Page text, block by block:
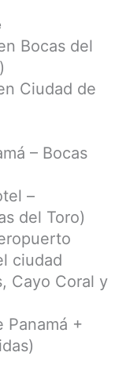
Bocas del
Ciudad de
– Bocas
–
del Toro)
ciudad
Cayo Coral y
Panamá +